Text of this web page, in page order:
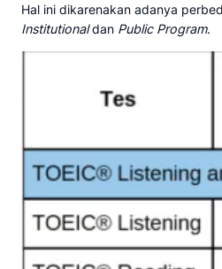
Hal ini dikarenakan adanya
Institutionaldan Public Program.